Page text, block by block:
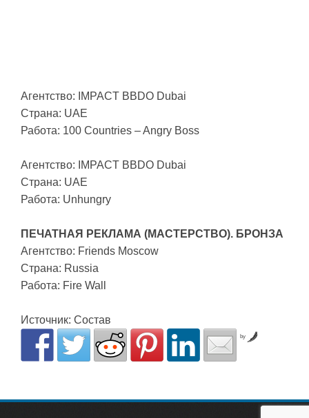
Агентство: IMPACT BBDO Dubai
Страна: UAE
Работа: 100 Countries – Angry Boss
Агентство: IMPACT BBDO Dubai
Страна: UAE
Работа: Unhungry
ПЕЧАТНАЯ РЕКЛАМА (МАСТЕРСТВО). БРОНЗА
Агентство: Friends Moscow
Страна: Russia
Работа: Fire Wall
Источник: Состав
by